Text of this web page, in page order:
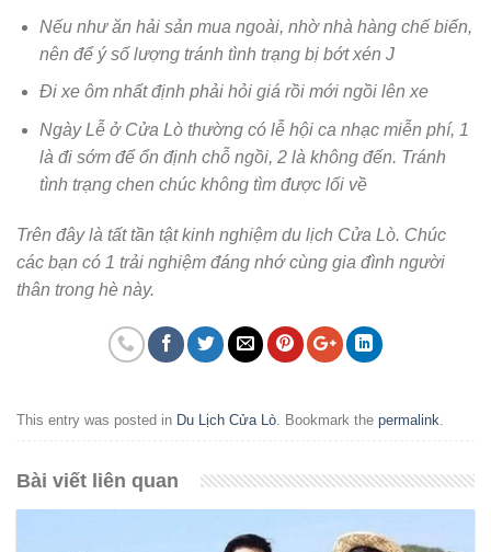
Nếu như ăn hải sản mua ngoài, nhờ nhà hàng chế biến,
nên để ý số lượng tránh tình trạng bị bớt xén J
Đi xe ôm nhất định phải hỏi giá rồi mới ngồi lên xe
Ngày Lễ ở Cửa Lò thường có lễ hội ca nhạc miễn phí, 1
là đi sớm để ổn định chỗ ngồi, 2 là không đến. Tránh
tình trạng chen chúc không tìm được lối về
Trên đây là tất tần tật kinh nghiệm du lịch Cửa Lò. Chúc
các bạn có 1 trải nghiệm đáng nhớ cùng gia đình người
thân trong hè này.
This entry was posted in Du Lịch Cửa Lò. Bookmark the permalink.
Bài viết liên quan